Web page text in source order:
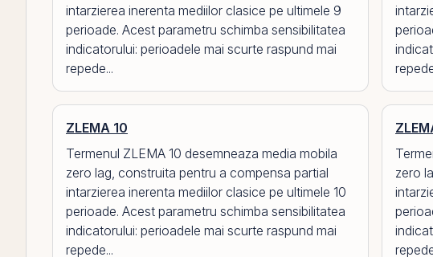
intarzierea inerenta mediilor clasice pe ultimele 9
perioade. Acest parametru schimba sensibilitatea
indicatorului: perioadele mai scurte raspund mai
repede...
ZLEMA 10
Termenul ZLEMA 10 desemneaza media mobila
zero lag, construita pentru a compensa partial
intarzierea inerenta mediilor clasice pe ultimele 10
perioade. Acest parametru schimba sensibilitatea
indicatorului: perioadele mai scurte raspund mai
repede...
zero